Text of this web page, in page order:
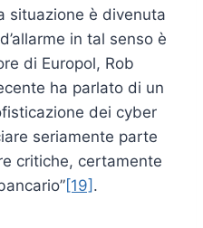
situazione è divenuta
in tal senso è
di Europol, Rob
ha parlato di un
dei cyber
seriamente parte
critiche, certamente
[19] .